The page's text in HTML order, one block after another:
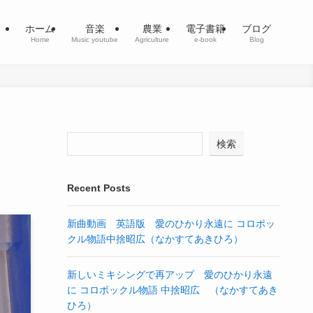
ホーム
Home
音楽
Music youtube
農業
Agriculture
電子書籍
e-book
ブログ
Blog
検索
Recent Posts
新曲動画 英語版 愛のひかり永遠に コロポッ
クル物語中捨昭広（なかすてあきひろ）
新しいミキシングで再アップ 愛のひかり永遠
に コロポックル物語 中捨昭広 （なかすてあき
ひろ）